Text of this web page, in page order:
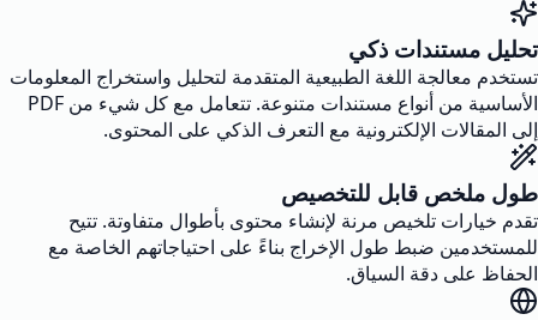
تحليل مستندات ذكي
تستخدم معالجة اللغة الطبيعية المتقدمة لتحليل واستخراج المعلومات
الأساسية من أنواع مستندات متنوعة. تتعامل مع كل شيء من PDF
إلى المقالات الإلكترونية مع التعرف الذكي على المحتوى.
طول ملخص قابل للتخصيص
تقدم خيارات تلخيص مرنة لإنشاء محتوى بأطوال متفاوتة. تتيح
للمستخدمين ضبط طول الإخراج بناءً على احتياجاتهم الخاصة مع
الحفاظ على دقة السياق.